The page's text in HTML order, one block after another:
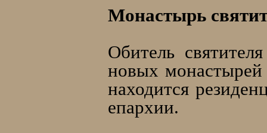
Монастырь
Обитель
новых
находится
епархии.